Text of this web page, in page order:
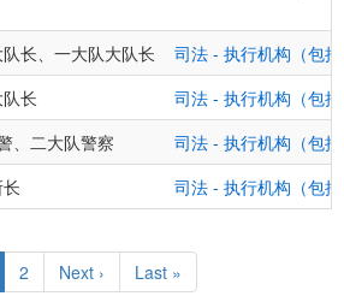
长、一大队大队长
司法 - 执行机构（包
长
司法 - 执行机构（包
、二大队警察
司法 - 执行机构（包
司法 - 执行机构（包
Page
2
Next
page
Next ›
Last
page
Last »